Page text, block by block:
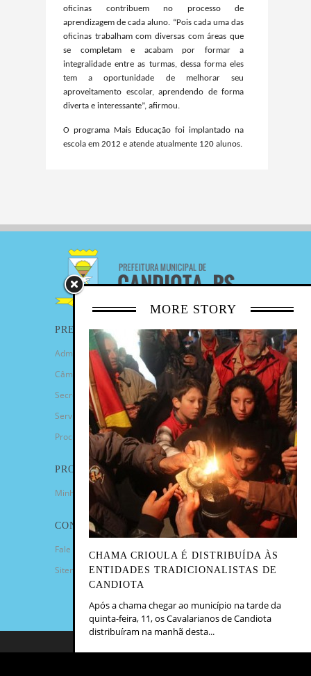
oficinas contribuem no processo de
aprendizagem de cada aluno. “Pois cada uma das
oficinas trabalham com diversas com áreas que
se completam e acabam por formar a
integralidade entre as turmas, dessa forma eles
tem a oportunidade de melhorar seu
aproveitamento escolar, aprendendo de forma
diverta e interessante”, afirmou.
O programa Mais Educação foi implantado na
escola em 2012 e atende atualmente 120 alunos.
MORE STORY
CHAMA CRIOULA É DISTRIBUÍDA ÀS
ENTIDADES TRADICIONALISTAS DE
CANDIOTA
Após a chama chegar ao município na tarde da
quinta-feira, 11, os Cavalarianos de Candiota
distribuíram na manhã desta...
PREFEITURA
Administração Municipal
Câmara de Vereadores
Secretarias
Serviços
Procuradoria Geral
PROGRAMAS
Minha Casa Minha Vida
CONTATO
Fale Conosco
Sitemap
COPYRIGHT 2023 - PREFEITURA